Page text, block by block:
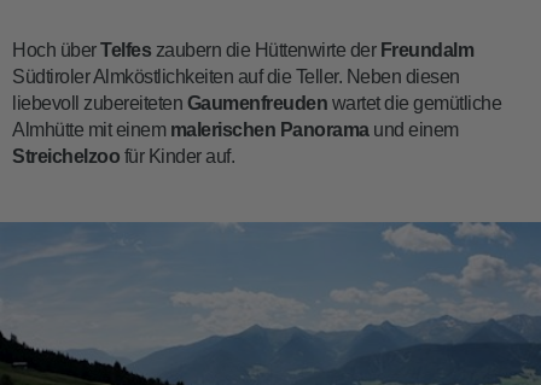
Hoch überTelfes zaubern die Hüttenwirte der Freundalm
Südtiroler Almköstlichkeiten auf die Teller. Neben diesen
liebevoll zubereiteten Gaumenfreuden wartet die gemütliche
Almhütte mit einem malerischen Panoramaund einem
Streichelzoo für Kinder auf.